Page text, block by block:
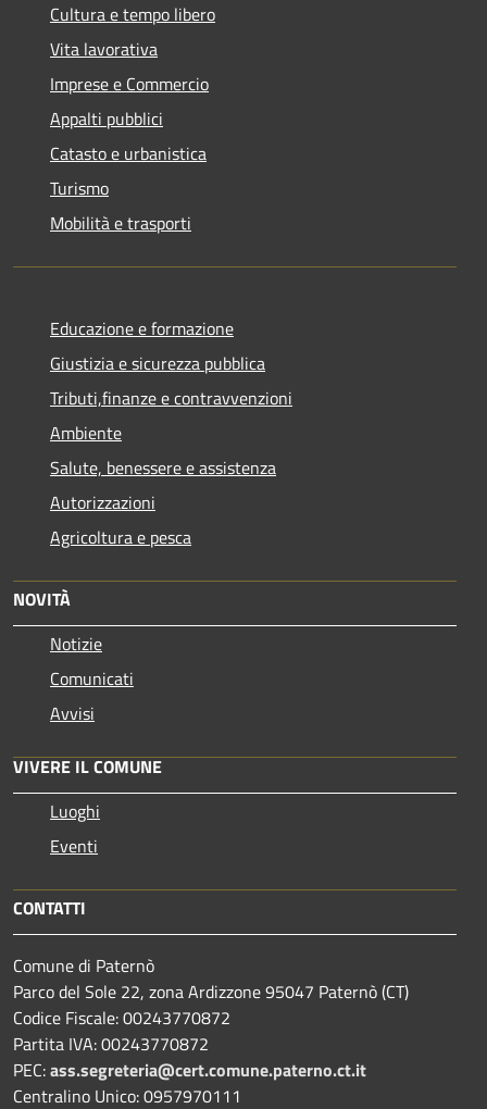
Cultura e tempo libero
Vita lavorativa
Imprese e Commercio
Appalti pubblici
Catasto e urbanistica
Turismo
Mobilità e trasporti
Educazione e formazione
Giustizia e sicurezza pubblica
Tributi,finanze e contravvenzioni
Ambiente
Salute, benessere e assistenza
Autorizzazioni
Agricoltura e pesca
NOVITÀ
Notizie
Comunicati
Avvisi
VIVERE IL COMUNE
Luoghi
Eventi
CONTATTI
Comune di Paternò
Parco del Sole 22, zona Ardizzone 95047 Paternò (CT)
Codice Fiscale: 00243770872
Partita IVA: 00243770872
PEC:ass.segreteria@cert.comune.paterno.ct.it
Centralino Unico: 0957970111